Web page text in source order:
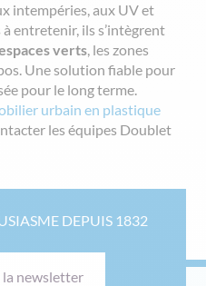
intempéries, aux UV et
entretenir, ils s’intègrent
verts, les zones
Une solution fiable pour
pour le long terme.
urbain en plastique
les équipes Doublet
DEPUIS 1832
newsletter